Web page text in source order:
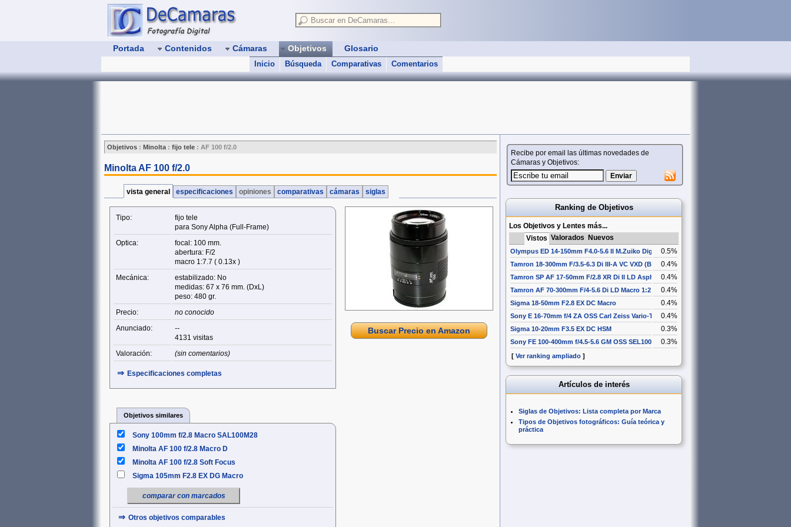
Portada Contenidos Cámaras Objetivos
Inicio Búsqueda Comparativas Comentarios
Glosario
Objetivos : Minolta : fijo tele : AF 100 f/2.0
Minolta AF 100 f/2.0
vista general especificaciones opiniones comparativas cámaras siglas
Tipo:
fijo tele
para Sony Alpha (Full‑Frame)
Optica:
focal: 100 mm.
abertura: F/2
macro 1:7.7 ( 0.13x )
Mecánica:
estabilizado: No
medidas: 67 x 76 mm. (DxL)
peso: 480 gr.
Precio:
no conocido
Anunciado:
--
4131 visitas
Valoración:
(sin comentarios)
⇒ Especificaciones completas
Objetivos similares
Sony 100mm f/2.8 Macro SAL100M28
Minolta AF 100 f/2.8 Macro D
Minolta AF 100 f/2.8 Soft Focus
Sigma 105mm F2.8 EX DG Macro
comparar con marcados
⇒ Otros objetivos comparables
Buscar Precio en Amazon
Recibe por email las últimas novedades de
Cámaras y Objetivos:
Ranking de Objetivos
Los Objetivos y Lentes más...
Vistos Valorados Nuevos
Olympus ED 14-150mm F4.0-5.6 II M.Zuiko Digital0.5%
Tamron 18-300mm F/3.5-6.3 Di III-A VC VXD (B061)0.4%
Tamron SP AF 17-50mm F/2.8 XR Di II LD Aspherical [IF]
0.4%
Tamron AF 70-300mm F/4-5.6 Di LD Macro 1:2 0.4%
Sigma 18-50mm F2.8 EX DC Macro 0.4%
Sony E 16-70mm f/4 ZA OSS Carl Zeiss Vario-Tessar T* SEL1670Z
0.4%
Sigma 10-20mm F3.5 EX DC HSM 0.3%
Sony FE 100-400mm f/4.5-5.6 GM OSS SEL100400GM
0.3%
[ Ver ranking ampliado ]
Artículos de interés
Siglas de Objetivos: Lista completa por Marca
Tipos de Objetivos fotográficos: Guía teórica y
práctica